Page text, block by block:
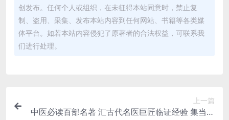
创发布。任何个人或组织，在未征得本站同意时，禁止复
制、盗用、采集、发布本站内容到任何网站、书籍等各类媒
体平台。如若本站内容侵犯了原著者的合法权益，可联系我
们进行处理。
上一篇
中医必读百部名著 汇古代名医巨匠临证经验 集当今